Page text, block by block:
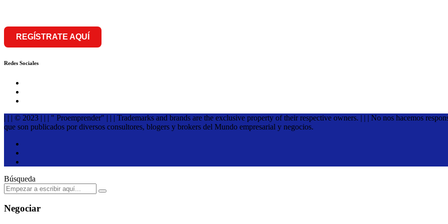
REGÍSTRATE AQUÍ
Redes Sociales
| | | © 2023 | | | " Proemprender" | | | Trademarks and brands are the exclusive property of their respective owners. | | | No nos hacemos
que son publicados por diversos consultores, blogers y brokers del Mundo empresarial y negocios.
Búsqueda
Negociar